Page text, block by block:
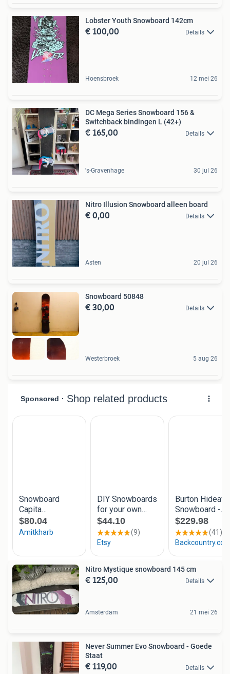
Lobster Youth Snowboard 142cm
€ 100,00 Details
Hoensbroek 12 mei 26
DC Mega Series Snowboard 156 &
Switchback bindingen L (42+)
€ 165,00 Details
's-Gravenhage 30 jul 26
Nitro Illusion Snowboard alleen board
€ 0,00 Details
Asten 20 jul 26
Snowboard 50848
€ 30,00 Details
Westerbroek 5 aug 26
Nitro Mystique snowboard 145 cm
€ 125,00 Details
Amsterdam 21 mei 26
Never Summer Evo Snowboard - Goede
Staat
€ 119,00 Details